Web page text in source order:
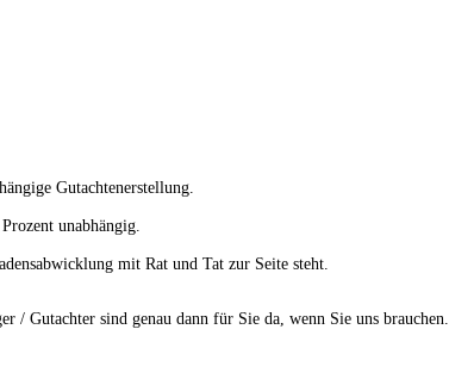
Gutachtenerstellung.
unabhängig.
mit Rat und Tat zur Seite steht.
/ Gutachter sind genau dann für Sie da, wenn Sie uns brauchen.